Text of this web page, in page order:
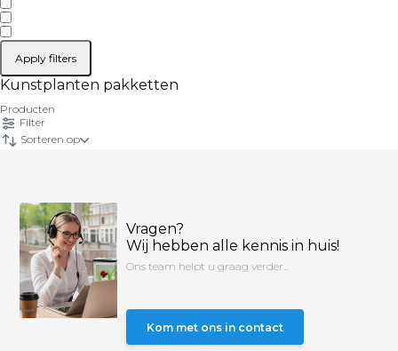
Apply filters
Kunstplanten pakketten
Producten
Filter
Sorteren op
Vragen?
Wij hebben alle kennis in huis!
Ons team helpt u graag verder...
Kom met ons in contact